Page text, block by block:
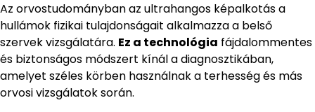
Az orvostudományban az ultrahangos képalkotás a
hullámok fizikai tulajdonságait alkalmazza a belső
szervek vizsgálatára. Ez a technológia fájdalommentes
és biztonságos módszert kínál a diagnosztikában,
amelyet széles körben használnak a terhesség és más
orvosi vizsgálatok során.